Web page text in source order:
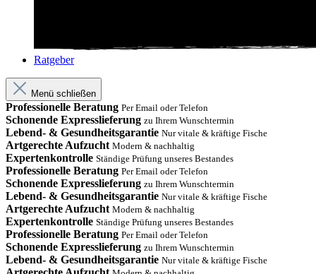
Ratgeber
Menü schließen
Professionelle Beratung Per Email oder Telefon
Schonende Expresslieferung zu Ihrem Wunschtermin
Lebend- & Gesundheitsgarantie Nur vitale & kräftige Fische
Artgerechte Aufzucht Modern & nachhaltig
Expertenkontrolle Ständige Prüfung unseres Bestandes
Professionelle Beratung Per Email oder Telefon
Schonende Expresslieferung zu Ihrem Wunschtermin
Lebend- & Gesundheitsgarantie Nur vitale & kräftige Fische
Artgerechte Aufzucht Modern & nachhaltig
Expertenkontrolle Ständige Prüfung unseres Bestandes
Professionelle Beratung Per Email oder Telefon
Schonende Expresslieferung zu Ihrem Wunschtermin
Lebend- & Gesundheitsgarantie Nur vitale & kräftige Fische